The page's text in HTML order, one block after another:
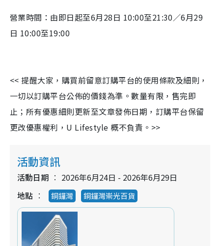
營業時間：由即日起至6月28日 10:00至21:30／6月29
日 10:00至19:00
<< 提醒大家，購買前留意訂購平台的使用條款及細則，
一切以訂購平台公佈的價錢為準。數量有限，售完即
止；所有優惠細則更新至文章發佈日期，訂購平台保留
更改優惠權利，U Lifestyle 概不負責。>>
活動資訊
活動日期
2026年6月24日 - 2026年6月29日
地點
銅鑼灣 銅鑼灣崇光百貨